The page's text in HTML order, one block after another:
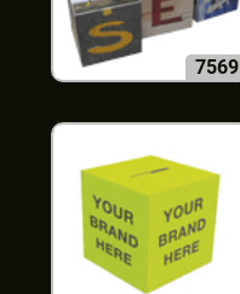
7569